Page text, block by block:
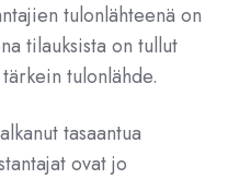
tulonlähteenä on
tilauksista on tullut
tulonlähde.
tasaantua
ovat jo